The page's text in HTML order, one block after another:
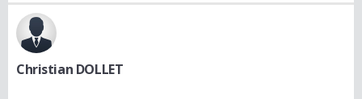
Christian DOLLET